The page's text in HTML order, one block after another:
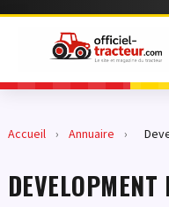
Accueil › Annuaire ›